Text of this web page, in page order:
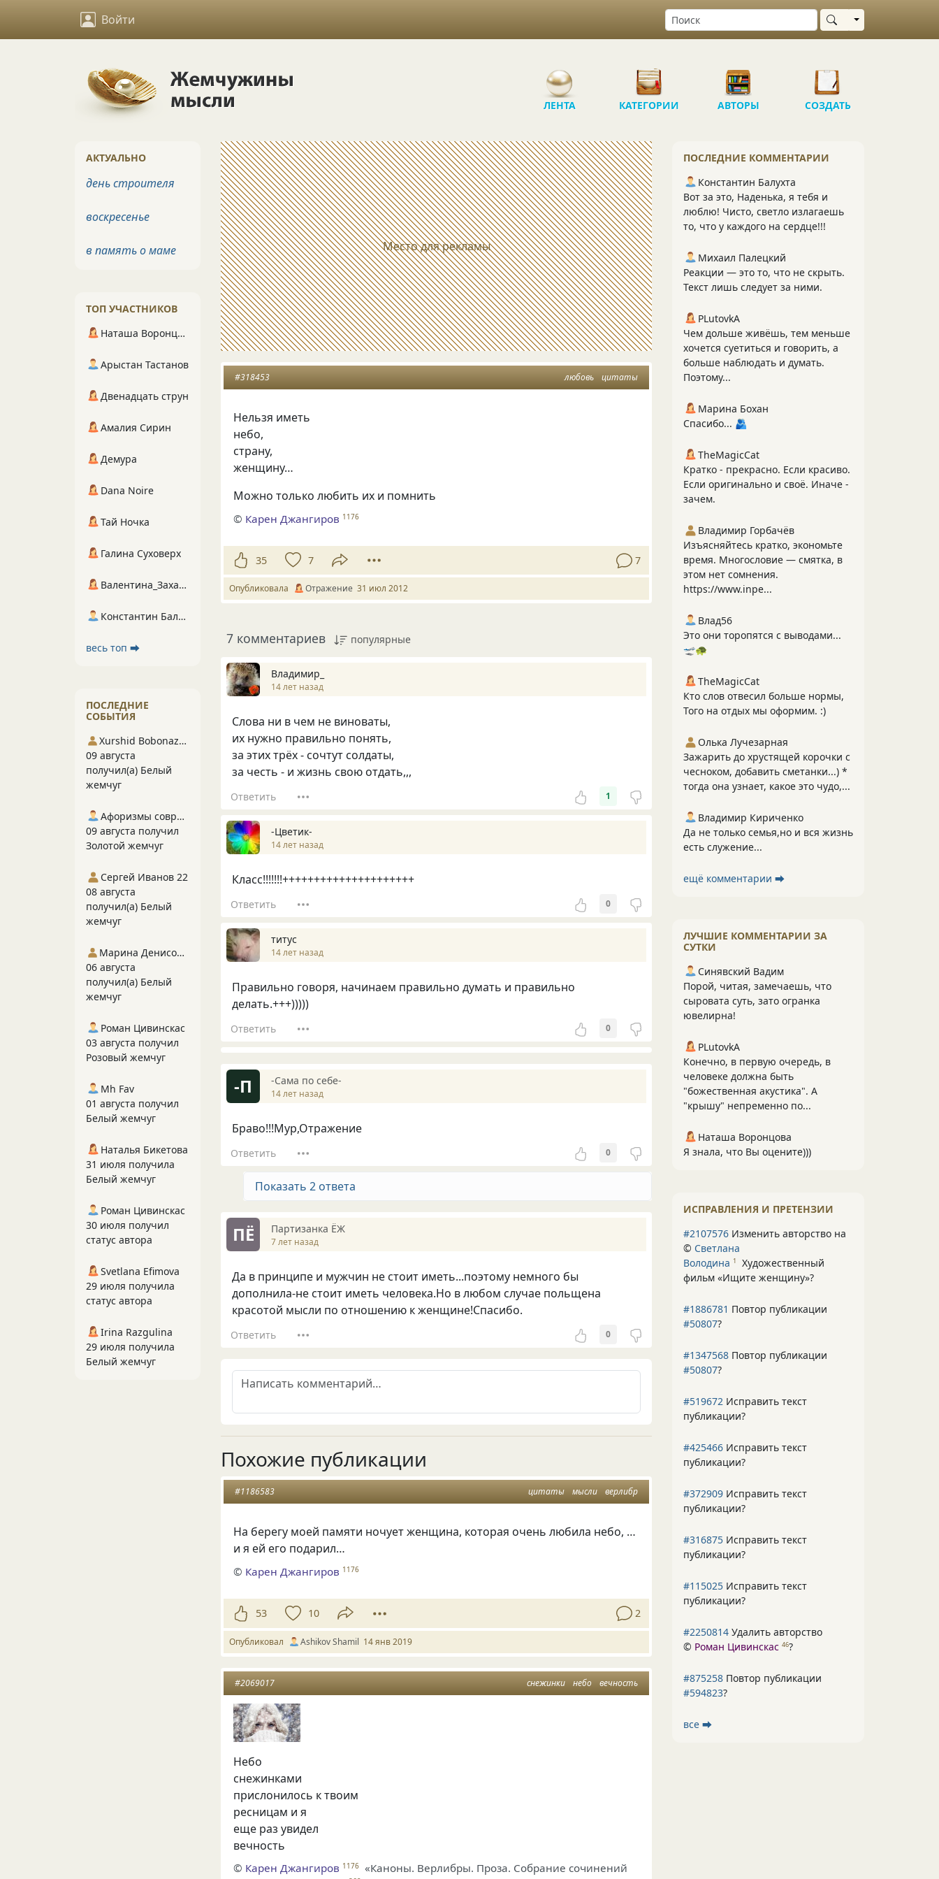
Войти Выбрать область
ЛЕНТА КАТЕГОРИИ АВТОРЫ СОЗДАТЬ
Место для рекламы
любовь цитаты
#318453
Нельзя иметь
небо,
страну,
женщину…
Можно только любить их и помнить
© Карен Джангиров 1176
35 7 7
Опубликовала Отражение 31 июл 2012
7 комментариев популярные
Владимир_
14 лет назад
Слова ни в чем не виноваты,
их нужно правильно понять,
за этих трёх - сочтут солдаты,
за честь - и жизнь свою отдать,,,
Ответить 1
-Цветик-
14 лет назад
Класс!!!!!!!+++++++++++++++++++++
Ответить 0
титус
14 лет назад
Правильно говоря, начинаем правильно думать и правильно
делать.+++)))))
Ответить 0
-П -Сама по себе-
14 лет назад
Браво!!!Мур,Отражение
Ответить 0
Показать 2 ответа
ПЁ Партизанка ЁЖ
7 лет назад
Да в принципе и мужчин не стоит иметь...поэтому немного бы
дополнила-не стоит иметь человека.Но в любом случае польщена
красотой мысли по отношению к женщине!Спасибо.
Ответить 0
Похожие публикации
цитаты мысли верлибр
#1186583
Hа берегу моей памяти ночует женщина, которая очень любила небо, …
и я ей его подарил…
© Карен Джангиров 1176
53 10 2
Опубликовал Ashikov Shamil 14 янв 2019
снежинки небо вечность
#2069017
Небо
снежинками
прислонилось к твоим
ресницам и я
еще раз увидел
вечность
© Карен Джангиров 1176 «Каноны. Верлибры. Проза. Собрание сочинений
ПОСЛЕДНИЕ КОММЕНТАРИИ
Константин Балухта
Вот за это, Наденька, я тебя и
люблю! Чисто, светло излагаешь
то, что у каждого на сердце!!!
Михаил Палецкий
Реакции — это то, что не скрыть.
Текст лишь следует за ними.
PLutоvkА
Чем дольше живёшь, тем меньше
хочется суетиться и говорить, а
больше наблюдать и думать.
Поэтому...
Марина Бохан
Спасибо... 🫂
TheMagicCat
Кратко - прекрасно. Если красиво.
Если оригинально и своё. Иначе -
зачем.
Владимир Горбачёв
Изъясняйтесь кратко, экономьте
время. Многословие — смятка, в
этом нет сомнения.
https://www.inpe...
Влад56
Это они торопятся с выводами...
🛫🐢
TheMagicCat
Кто слов отвесил больше нормы,
Того на отдых мы оформим. :)
Олька Лучезарная
Зажарить до хрустящей корочки с
чесноком, добавить сметанки...) *
тогда она узнает, какое это чудо,...
Владимир Кириченко
Да не только семья,но и вся жизнь
есть служение...
ещё комментарии ⮕
ЛУЧШИЕ КОММЕНТАРИИ ЗА
СУТКИ
Синявский Вадим
Порой, читая, замечаешь, что
сыровата суть, зато огранка
ювелирна!
PLutоvkА
Конечно, в первую очередь, в
человеке должна быть
"божественная акустика". А
"крышу" непременно по...
Наташа Воронцова
Я знала, что Вы оцените)))
ИСПРАВЛЕНИЯ И ПРЕТЕНЗИИ
#2107576 Изменить авторство на
© Светлана
Володина 1
Художественный
фильм «Ищите женщину»?
#1886781 Повтор публикации
#50807?
#1347568 Повтор публикации
#50807?
#519672 Исправить текст
публикации?
#425466 Исправить текст
публикации?
#372909 Исправить текст
публикации?
#316875 Исправить текст
публикации?
#115025 Исправить текст
публикации?
#2250814 Удалить авторство
© Роман Цивинскас 46?
#875258 Повтор публикации
#594823?
все ⮕
АКТУАЛЬНО
день строителя
воскресенье
в память о маме
ТОП УЧАСТНИКОВ
Наташа Воронцова
Арыстан Тастанов
Двенадцать струн
Амалия Сирин
Демура
Dana Noire
Тай Ночка
Галина Суховерх
Валентина_Захарова
Константин Балухта
весь топ ⮕
ПОСЛЕДНИЕ
СОБЫТИЯ
Xurshid Bobonazarov
09 августа
получил(а) Белый
жемчуг
Афоризмы современников
09 августа получил
Золотой жемчуг
Сергей Иванов 22
08 августа
получил(а) Белый
жемчуг
Марина Денисова 5
06 августа
получил(а) Белый
жемчуг
Роман Цивинскас
03 августа получил
Розовый жемчуг
Mh Fav
01 августа получил
Белый жемчуг
Наталья Бикетова
31 июля получила
Белый жемчуг
Роман Цивинскас
30 июля получил
статус автора
Svetlana Efimova
29 июля получила
статус автора
Irina Razgulina
29 июля получила
Белый жемчуг